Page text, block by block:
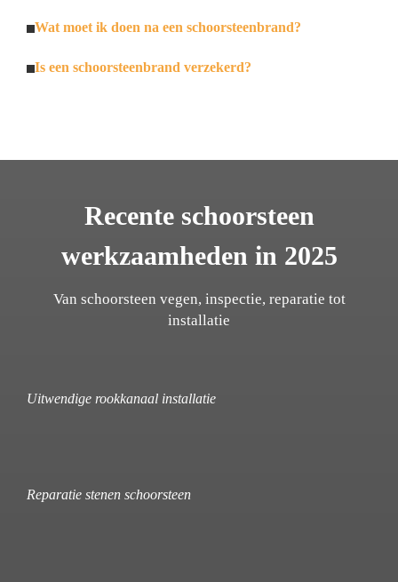
Wat moet ik doen na een schoorsteenbrand?
Is een schoorsteenbrand verzekerd?
Recente schoorsteen
werkzaamheden in 2025
Van schoorsteen vegen, inspectie, reparatie tot
installatie
Uitwendige rookkanaal installatie
Reparatie stenen schoorsteen